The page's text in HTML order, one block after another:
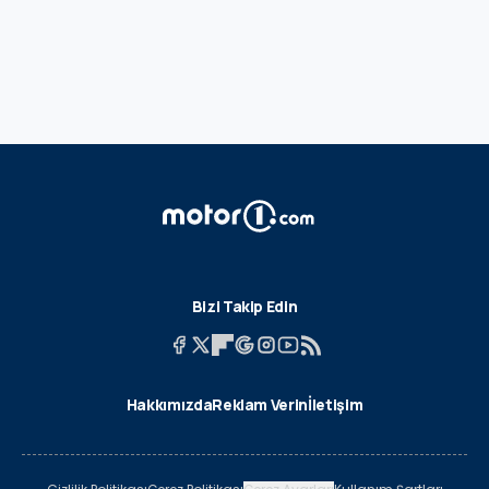
Bizi Takip Edin
HakkımızdaReklam Verinİletişim